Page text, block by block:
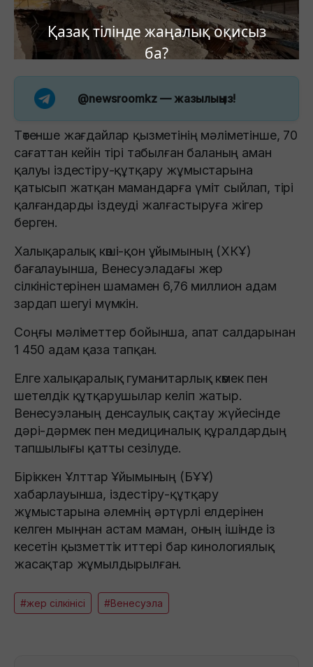
Қазақ тілінде жаңалық оқисыз
ба?
@newsroomkz — жазылыңыз!
Төтенше жағдайлар қызметінің мәліметінше, 70
сағаттан кейін тірі табылған баланың аман
қалуы іздестіру-құтқару жұмыстарына
қатысып жатқан мамандарға үміт сыйлап, тірі
қалғандарды іздеуді жалғастыруға жігер
берген.
Халықаралық көші-қон ұйымының (ХКҰ)
бағалауынша, Венесуэладағы жер
сілкіністерінен шамамен 6,76 миллион адам
зардап шегуі мүмкін.
Соңғы мәліметтер бойынша, апат салдарынан
1 450 адам қаза тапқан.
Елге халықаралық гуманитарлық көмек пен
шетелдік құтқарушылар келіп жатыр.
Венесуэланың денсаулық сақтау жүйесінде
дәрі-дәрмек пен медициналық құралдардың
тапшылығы қатты сезілуде.
Біріккен Ұлттар Ұйымының (БҰҰ)
хабарлауынша, іздестіру-құтқару
жұмыстарына әлемнің әртүрлі елдерінен
келген мыңнан астам маман, оның ішінде із
кесетін қызметтік иттері бар кинологиялық
жасақтар жұмылдырылған.
#жер сілкінісі #Венесуэла